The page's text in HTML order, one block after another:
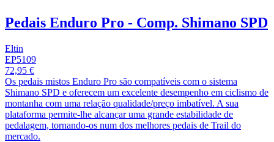
Pedais Enduro Pro - Comp. Shimano SPD
Eltin
EP5109
72,95 €
Os pedais mistos Enduro Pro são compatíveis com o sistema
Shimano SPD e oferecem um excelente desempenho em ciclismo de
montanha com uma relação qualidade/preço imbatível. A sua
plataforma permite-lhe alcançar uma grande estabilidade de
pedalagem, tornando-os num dos melhores pedais de Trail do
mercado.